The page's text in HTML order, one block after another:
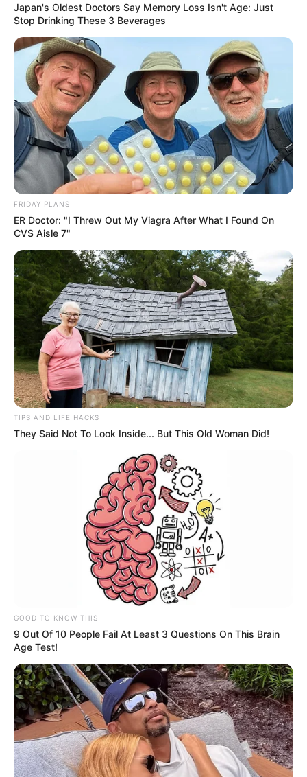
Japan's Oldest Doctors Say Memory Loss Isn't Age: Just
Stop Drinking These 3 Beverages
FRIDAY PLANS
ER Doctor: "I Threw Out My Viagra After What I Found On
CVS Aisle 7"
TIPS AND LIFE HACKS
They Said Not To Look Inside... But This Old Woman Did!
GOOD TO KNOW THIS
9 Out Of 10 People Fail At Least 3 Questions On This Brain
Age Test!